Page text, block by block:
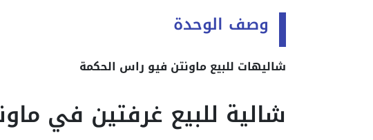
وصف الوحدة
شاليهات للبيع ماونتن فيو راس الحكمة
شالية للبيع غرفتين في